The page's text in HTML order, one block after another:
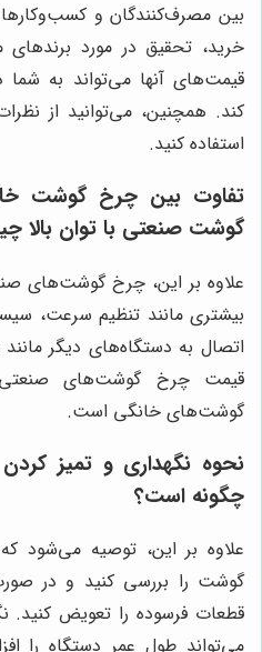
بین مصرف‌کنندگان و کسب‌وکارها
خرید، تحقیق در مورد
قیمت‌های آنها می‌تواند به شما
کند. همچنین، می‌توانید از
استفاده کنید.
تفاوت بین چرخ گوشت
گوشت صنعتی با توان بالا
علاوه بر این، چرخ گوشت‌های
بیشتری مانند تنظیم سرعت،
اتصال به دستگاه‌های دیگر
قیمت چرخ گوشت‌های صنعتی
گوشت‌های خانگی است.
نحوه نگهداری و تمیز
چگونه است؟
علاوه بر این، توصیه می‌شود
گوشت را بررسی کنید و در صورت
قطعات فرسوده را تعویض
می‌تواند طول عمر دستگاه را